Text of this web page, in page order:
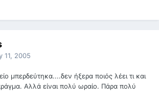
11, 2005
μπερδεύτηκα....δεν ήξερα ποιός λέει τι και
πράγμα. Αλλά είναι πολύ ωραίο. Πάρα πολύ